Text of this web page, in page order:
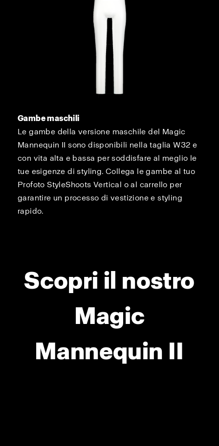
Gambe maschili
Le gambe della versione maschile del Magic
Mannequin II sono disponibili nella taglia W32 e
con vita alta e bassa per soddisfare al meglio le
tue esigenze di styling. Collega le gambe al tuo
Profoto StyleShoots Vertical o al carrello per
garantire un processo di vestizione e styling
rapido.
Scopri il nostro
Magic
Mannequin II